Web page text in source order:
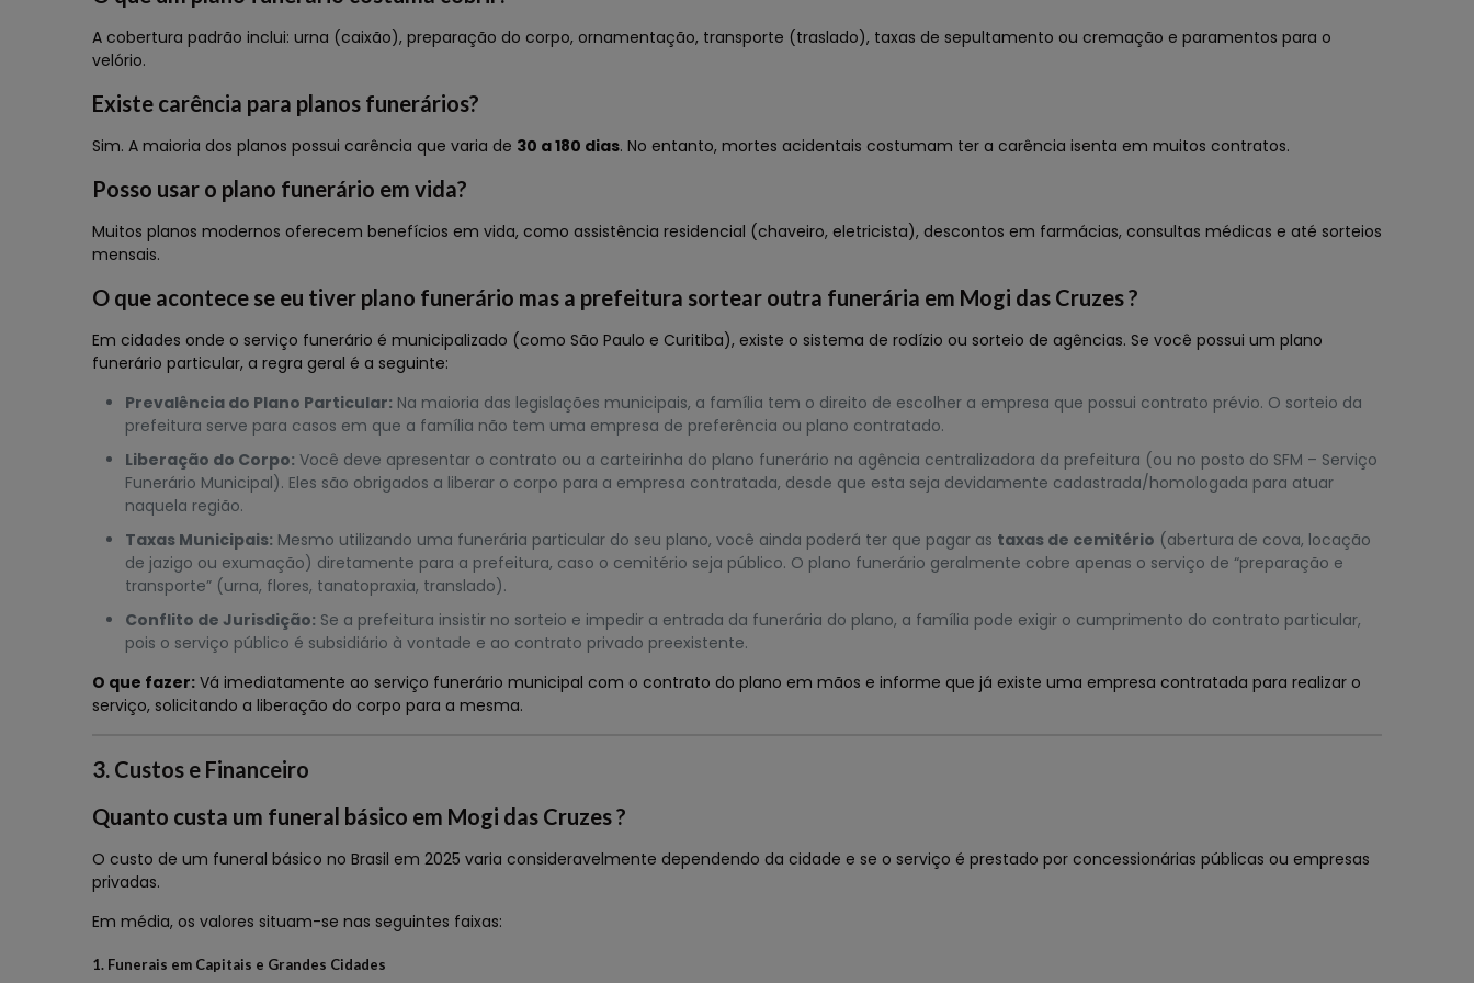
A cobertura padrão inclui: urna (caixão), preparação do corpo, ornamentação, transporte (traslado), taxas de sepultamento ou cremação e paramentos para o
velório.
Existe carência para planos funerários?
Sim. A maioria dos planos possui carência que varia de 30 a 180 dias. No entanto, mortes acidentais costumam ter a carência isenta em muitos contratos.
Posso usar o plano funerário em vida?
Muitos planos modernos oferecem benefícios em vida, como assistência residencial (chaveiro, eletricista), descontos em farmácias, consultas médicas e até sorteios
mensais.
O que acontece se eu tiver plano funerário mas a prefeitura sortear outra funerária em Mogi das Cruzes ?
Em cidades onde o serviço funerário é municipalizado (como São Paulo e Curitiba), existe o sistema de rodízio ou sorteio de agências. Se você possui um plano
funerário particular, a regra geral é a seguinte:
Prevalência do Plano Particular: Na maioria das legislações municipais, a família tem o direito de escolher a empresa que possui contrato prévio. O sorteio da
prefeitura serve para casos em que a família não tem uma empresa de preferência ou plano contratado.
Liberação do Corpo: Você deve apresentar o contrato ou a carteirinha do plano funerário na agência centralizadora da prefeitura (ou no posto do SFM – Serviço
Funerário Municipal). Eles são obrigados a liberar o corpo para a empresa contratada, desde que esta seja devidamente cadastrada/homologada para atuar
naquela região.
Taxas Municipais: Mesmo utilizando uma funerária particular do seu plano, você ainda poderá ter que pagar as taxas de cemitério (abertura de cova, locação
de jazigo ou exumação) diretamente para a prefeitura, caso o cemitério seja público. O plano funerário geralmente cobre apenas o serviço de “preparação e
transporte” (urna, flores, tanatopraxia, translado).
Conflito de Jurisdição: Se a prefeitura insistir no sorteio e impedir a entrada da funerária do plano, a família pode exigir o cumprimento do contrato particular,
pois o serviço público é subsidiário à vontade e ao contrato privado preexistente.
O que fazer: Vá imediatamente ao serviço funerário municipal com o contrato do plano em mãos e informe que já existe uma empresa contratada para realizar o
serviço, solicitando a liberação do corpo para a mesma.
3. Custos e Financeiro
Quanto custa um funeral básico em Mogi das Cruzes ?
O custo de um funeral básico no Brasil em 2025 varia consideravelmente dependendo da cidade e se o serviço é prestado por concessionárias públicas ou empresas
privadas.
Em média, os valores situam-se nas seguintes faixas:
1. Funerais em Capitais e Grandes Cidades